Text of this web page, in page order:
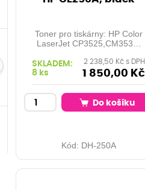
Toner pro tiskárny: HP Color
LaserJet CP3525,CM3530,
Barva: black
SKLADEM:
8 ks
2 238,50 Kč s DPH
1 850,00 Kč
Do košíku
Kód: DH-250A